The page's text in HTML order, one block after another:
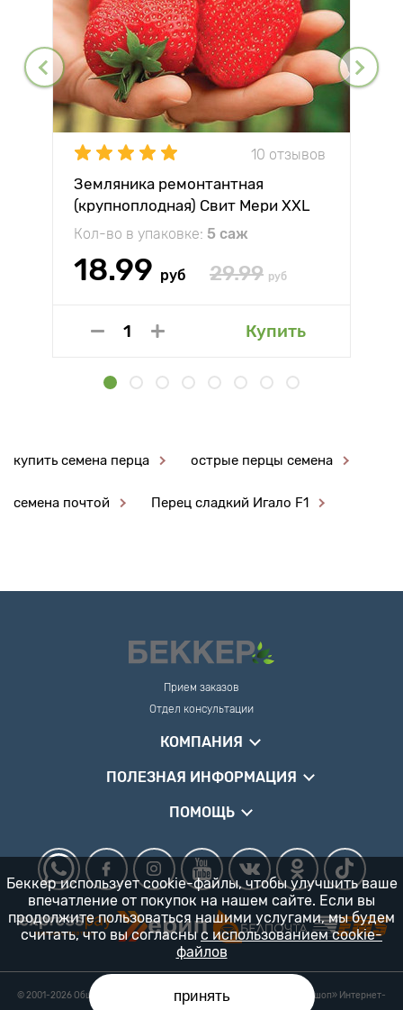
10 отзывов
Земляника ремонтантная
(крупноплодная) Свит Мери XXL
Кол-во в упаковке: 5 саж
18.99 руб 29.99 руб
Купить
купить семена перца острые перцы семена
семена почтой Перец сладкий Игало F1
Прием заказов
Отдел консультации
КОМПАНИЯ
ПОЛЕЗНАЯ ИНФОРМАЦИЯ
ПОМОЩЬ
© 2001-2026 Общество с ограниченной ответственностью «Гарденшоп» Интернет-
магазин «БЕККЕР™» 24/7
Беккер использует cookie-файлы, чтобы улучшить ваше
впечатление от покупок на нашем сайте. Если вы
продолжите пользоваться нашими услугами, мы будем
считать, что вы согласны с использованием cookie-
файлов
принять